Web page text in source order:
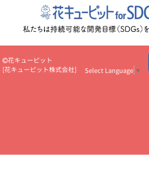
いのマナー
定年退職祝いのマナー
お祝い
花キューピットのお祝いコラム一覧
彩心理学」で選ぶ方法
結婚祝いの予算相場
ール
新築引っ越し祝いコラム お祝い花
場上司や先輩へ贈るお祝い花の正解は？
開
あり)
花キューピット×専門家
CO2排出
花キューピット
[花キューピット株式会社] Select Language ▼